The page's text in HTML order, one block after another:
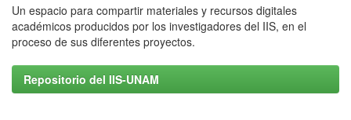
Un espacio para compartir materiales y recursos digitales
académicos producidos por los investigadores del IIS, en el
proceso de sus diferentes proyectos.
Repositorio del IIS-UNAM